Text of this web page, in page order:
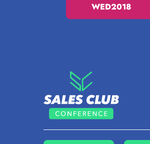
WED2018